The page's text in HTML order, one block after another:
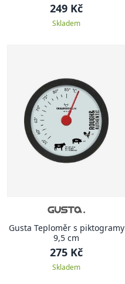
249 Kč
Skladem
Gusta Teploměr s piktogramy
9,5 cm
275 Kč
Skladem